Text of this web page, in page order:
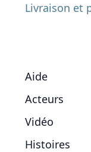
Livraison et
Aide
Acteurs
Vidéo
Histoires